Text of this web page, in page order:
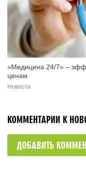
«Медицина 24/7» –
ценам
Новости
КОММЕНТАРИИ К
ДОБАВИТЬ